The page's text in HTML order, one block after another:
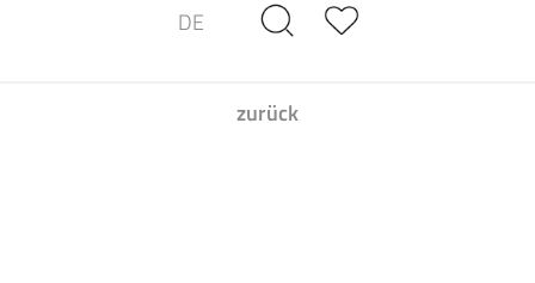
DE
zurück